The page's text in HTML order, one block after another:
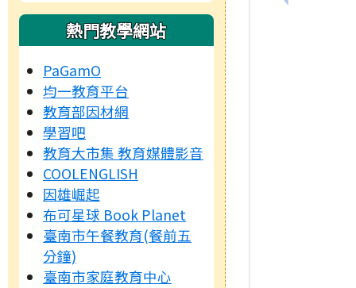
熱門教學網站
PaGamO
均一教育平台
教育部因材網
學習吧
教育大市集 教育媒體影音
COOLENGLISH
因雄崛起
布可星球 Book Planet
臺南市午餐教育(餐前五
分鐘)
臺南市家庭教育中心